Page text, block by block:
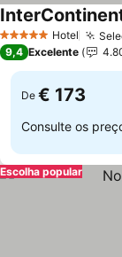
5 Estrelas Hotel
Ver preços
9,4 Excelente
De € 173
Consulte os
Escolha popular